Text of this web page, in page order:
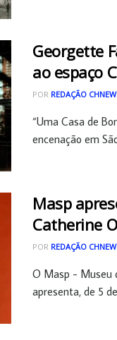
Georgette
ao espaço
POR REDAÇÃO
“Uma Casa de
encenação em
Masp
Catherine
POR REDAÇÃO
O Masp - Museu
apresenta, de 5